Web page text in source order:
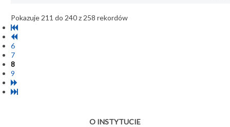
Pokazuje 211 do 240 z 258 rekordów
6
7
8
9
O INSTYTUCIE